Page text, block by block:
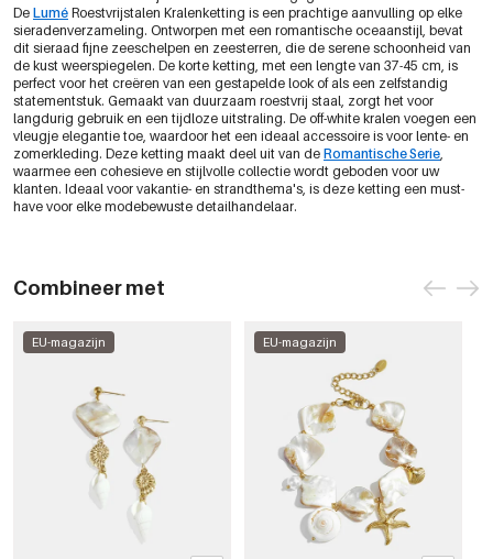
De Lumé Roestvrijstalen Kralenketting is een prachtige aanvulling op elke
sieradenverzameling. Ontworpen met een romantische oceaanstijl, bevat
dit sieraad fijne zeeschelpen en zeesterren, die de serene schoonheid van
de kust weerspiegelen. De korte ketting, met een lengte van 37-45 cm, is
perfect voor het creëren van een gestapelde look of als een zelfstandig
statementstuk. Gemaakt van duurzaam roestvrij staal, zorgt het voor
langdurig gebruik en een tijdloze uitstraling. De off-white kralen voegen een
vleugje elegantie toe, waardoor het een ideaal accessoire is voor lente- en
zomerkleding. Deze ketting maakt deel uit van de Romantische Serie,
waarmee een cohesieve en stijlvolle collectie wordt geboden voor uw
klanten. Ideaal voor vakantie- en strandthema's, is deze ketting een must-
have voor elke modebewuste detailhandelaar.
Combineer met
EU-magazijn EU-magazijn